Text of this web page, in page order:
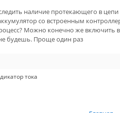
наличие протекающего в цепи
со встроенным
Можно конечно же включить
будешь. Проще один раз
тока